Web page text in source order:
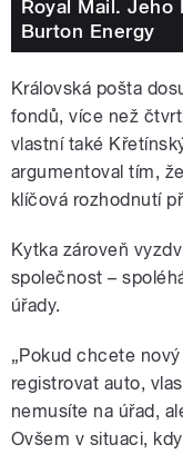
Royal Mail. Jeho
Burton Energy
Královská pošta
fondů, více než
vlastní také
argumentoval tím,
klíčová rozhodnutí
Kytka zároveň
společnost –
úřady.
„Pokud chcete
registrovat auto,
nemusíte na úřad,
Ovšem v situaci,